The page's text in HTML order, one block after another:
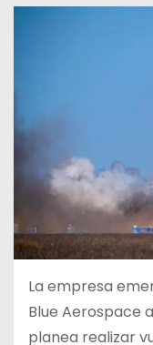
La empresa
Blue Aerospace
planea realizar